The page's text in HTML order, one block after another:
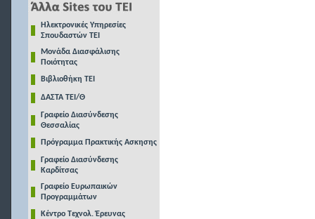
Ηλεκτρονικές Υπηρεσίες
Σπουδαστών ΤΕΙ
Μονάδα Διασφάλισης
Ποιότητας
Βιβλιοθήκη ΤΕΙ
ΔΑΣΤΑ ΤΕΙ/Θ
Γραφείο Διασύνδεσης
Θεσσαλίας
Πρόγραμμα Πρακτικής Ασκησης
Γραφείο Διασύνδεσης
Καρδίτσας
Γραφείο Ευρωπαικών
Προγραμμάτων
Κέντρο Τεχνολ. Έρευνας